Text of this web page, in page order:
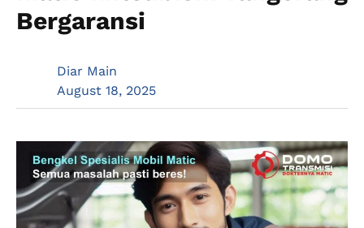
Bergaransi
Diar Main
August 18, 2025